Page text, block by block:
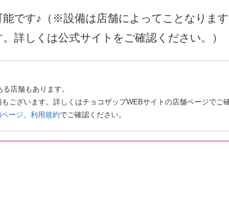
です♪（※設備は店舗によってことなりま
詳しくは公式サイトをご確認ください。）
店舗もあります。
ございます。詳しくはチョコザップWEBサイトの店舗ページでご
ージ、 利用規約でご確認ください。